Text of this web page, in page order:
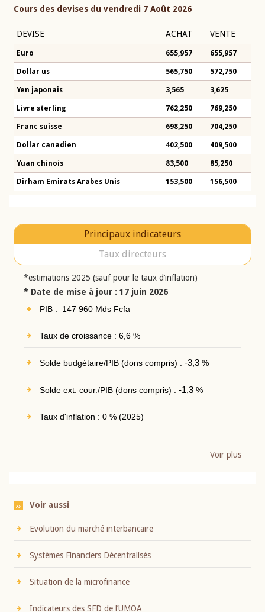
Cours des devises du vendredi 7 Août 2026
DEVISE ACHAT VENTE
Euro 655,957 655,957
Dollar us 565,750 572,750
Yen japonais 3,565 3,625
Livre sterling 762,250 769,250
Franc suisse 698,250 704,250
Dollar canadien 402,500 409,500
Yuan chinois 83,500 85,250
Dirham Emirats Arabes Unis 153,500 156,500
Principaux indicateurs
Taux directeurs
*estimations 2025 (sauf pour le taux d’inflation)
* Date de mise à jour : 17 juin 2026
PIB : 147 960 Mds Fcfa
Taux de croissance : 6,6 %
Solde budgétaire/PIB (dons compris) : -3,3%
Solde ext. cour./PIB (dons compris) : -1,3%
Taux d'inflation : 0 % (2025)
Voir plus
Voir aussi
Evolution du marché interbancaire
Systèmes Financiers Décentralisés
Situation de la microfinance
Indicateurs des SFD de l’UMOA